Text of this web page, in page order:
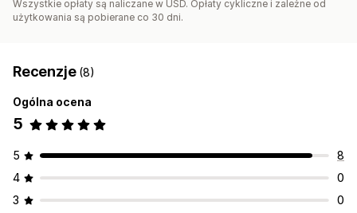
Wszystkie opłaty są naliczane w USD. Opłaty cykliczne i zależne od
użytkowania są pobierane co 30 dni.
Recenzje (8)
Ogólna ocena
5
5
8
4
0
3
0